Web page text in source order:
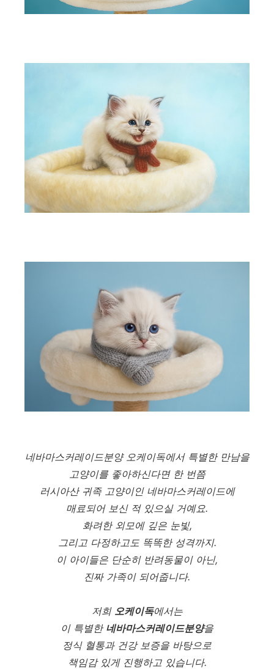
네바마스커레이드분양 오케이독에서 특별한 만남을
고양이를 좋아하신다면 한 번쯤
러시아산 귀족 고양이인 네바마스커레이드에
매료되어 보신 적 있으실 거예요.
화려한 외모에 깊은 눈빛,
그리고 다정하고도 똑똑한 성격까지.
이 아이들은 단순히 반려동물이 아닌,
진짜 가족이 되어줍니다.
저희 오케이독에서는
이 특별한 네바마스커레이드분양을
정식 혈통과 건강 보증을 바탕으로
책임감 있게 진행하고 있습니다.